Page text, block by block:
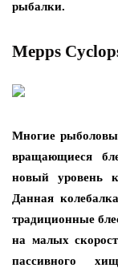
рыбалки.
Mepps
Многие рыболовы
вращающиеся
новый уровень
Данная
традиционные
на малых
пассивного